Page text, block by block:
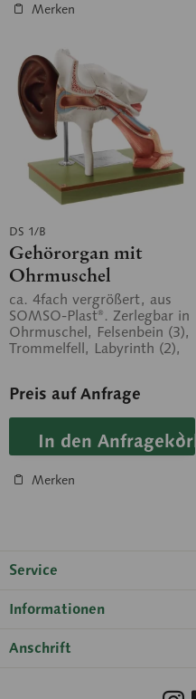
Merken
DS 1/B
Gehörorgan mit
Ohrmuschel
ca. 4fach vergrößert, aus
SOMSO-Plast®. Zerlegbar in
Ohrmuschel, Felsenbein (3),
Trommelfell, Labyrinth (2),
Preis auf Anfrage
In den Anfragekorb
Merken
Service
Informationen
Anschrift